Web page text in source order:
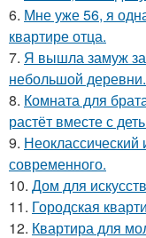
6. Мне уже 56, я
квартире отца.
7. Я вышла замуж
небольшой деревни.
8. Комната для
растёт вместе с
9. Неоклассический
современного.
10. Дом для
11. Городская
12. Квартира для